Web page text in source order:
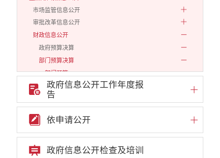
市场监管信息公开
审批改革信息公开
财政信息公开
政府预算决算
部门预算决算
部门预算
2019
2020
2022
2023
2024
政府信息公开工作年度报
告
依申请公开
政府信息公开检查及培训